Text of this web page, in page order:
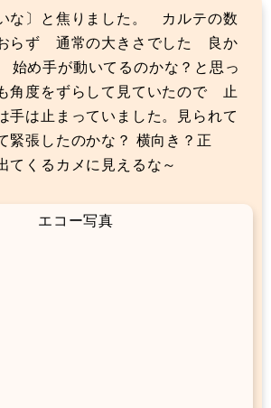
な〕と焦りました。 カルテの数
らず 通常の大きさでした 良か
始め手が動いてるのかな？と思っ
角度をずらして見ていたので 止
手は止まっていました。見られて
緊張したのかな？ 横向き？正
くるカメに見えるな～